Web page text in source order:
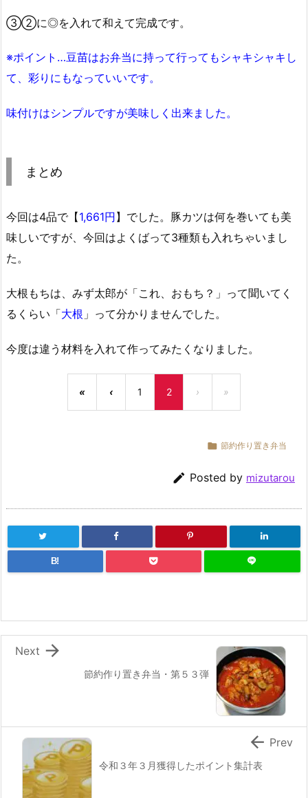
③②に◎を入れて和えて完成です。
※ポイント…豆苗はお弁当に持って行ってもシャキシャキし
て、彩りにもなっていいです。
味付けはシンプルですが美味しく出来ました。
まとめ
今回は4品で【1,661円】でした。豚カツは何を巻いても美
味しいですが、今回はよくばって3種類も入れちゃいまし
た。
大根もちは、みず太郎が「これ、おもち？」って聞いてく
るくらい「大根 」って分かりませんでした。
今度は違う材料を入れて作ってみたくなりました。
« ‹ 1 2 › »
 節約作り置き弁当
 Posted by mizutarou
B!
節約作り置き弁当・第５３弾

Next
令和３年３月獲得したポイント集計表
 Prev